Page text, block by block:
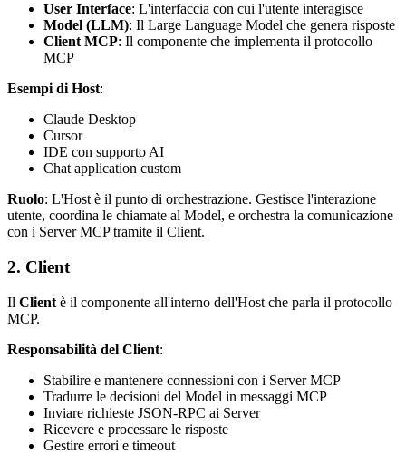
User Interface: L'interfaccia con cui l'utente interagisce
Model (LLM): Il Large Language Model che genera risposte
Client MCP: Il componente che implementa il protocollo
MCP
Esempi di Host:
Claude Desktop
Cursor
IDE con supporto AI
Chat application custom
Ruolo: L'Host è il punto di orchestrazione. Gestisce l'interazione
utente, coordina le chiamate al Model, e orchestra la comunicazione
con i Server MCP tramite il Client.
2. Client
Il Client è il componente all'interno dell'Host che parla il protocollo
MCP.
Responsabilità del Client:
Stabilire e mantenere connessioni con i Server MCP
Tradurre le decisioni del Model in messaggi MCP
Inviare richieste JSON-RPC ai Server
Ricevere e processare le risposte
Gestire errori e timeout